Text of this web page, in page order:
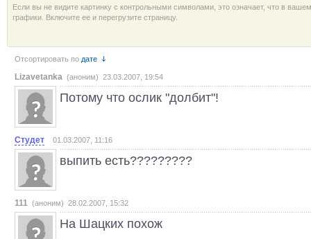
Если вы не видите картинку с контрольными символами, это означает, что в
графики. Включите ее и перегрузите страницу.
Отсортировать по дате
Lizavetanka (аноним) 23.03.2007, 19:54
Потому что ослик "долбит"!
Студет 01.03.2007, 11:16
выпить есть?????????
111 (аноним) 28.02.2007, 15:32
На Шацких похож